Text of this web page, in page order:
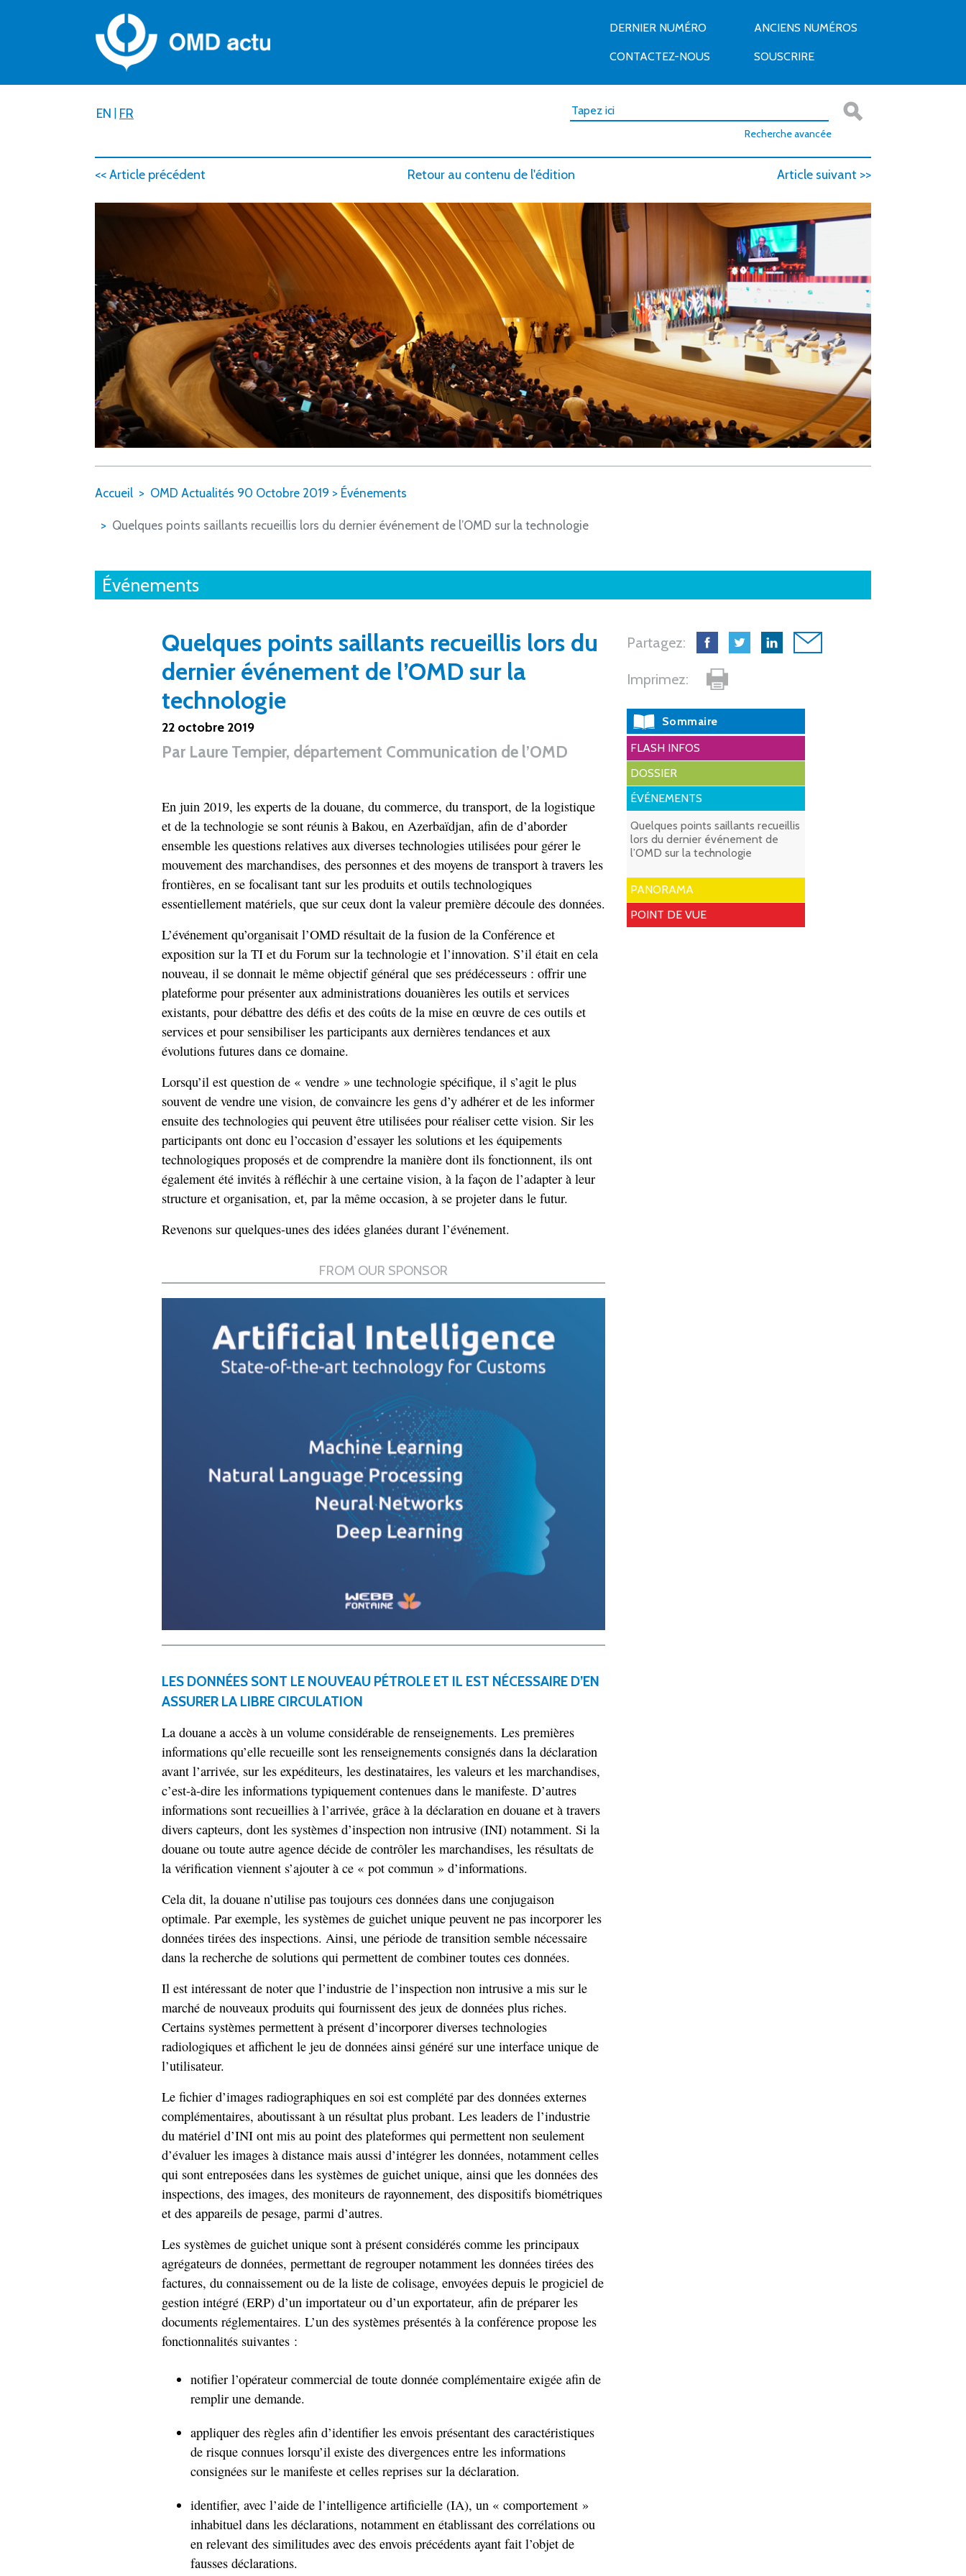
DERNIER NUMÉRO ANCIENS NUMÉROS
CONTACTEZ-NOUS SOUSCRIRE
EN | FR
Recherche avancée
<< Article précédent Retour au contenu de l'édition Article suivant >>
Accueil OMD Actualités 90 Octobre 2019 > Événements
Quelques points saillants recueillis lors du dernier événement de l’OMD sur la technologie
Événements
Quelques points saillants recueillis lors du
dernier événement de l’OMD sur la
technologie
22 octobre 2019
Par Laure Tempier, département Communication de l’OMD
En juin 2019, les experts de la douane, du commerce, du transport, de la logistique
et de la technologie se sont réunis à Bakou, en Azerbaïdjan, afin de d’aborder
ensemble les questions relatives aux diverses technologies utilisées pour gérer le
mouvement des marchandises, des personnes et des moyens de transport à travers les
frontières, en se focalisant tant sur les produits et outils technologiques
essentiellement matériels, que sur ceux dont la valeur première découle des données.
L’événement qu’organisait l’OMD résultait de la fusion de la Conférence et
exposition sur la TI et du Forum sur la technologie et l’innovation. S’il était en cela
nouveau, il se donnait le même objectif général que ses prédécesseurs : offrir une
plateforme pour présenter aux administrations douanières les outils et services
existants, pour débattre des défis et des coûts de la mise en œuvre de ces outils et
services et pour sensibiliser les participants aux dernières tendances et aux
évolutions futures dans ce domaine.
Lorsqu’il est question de « vendre » une technologie spécifique, il s’agit le plus
souvent de vendre une vision, de convaincre les gens d’y adhérer et de les informer
ensuite des technologies qui peuvent être utilisées pour réaliser cette vision. Sir les
participants ont donc eu l’occasion d’essayer les solutions et les équipements
technologiques proposés et de comprendre la manière dont ils fonctionnent, ils ont
également été invités à réfléchir à une certaine vision, à la façon de l’adapter à leur
structure et organisation, et, par la même occasion, à se projeter dans le futur.
Revenons sur quelques-unes des idées glanées durant l’événement.
LES DONNÉES SONT LE NOUVEAU PÉTROLE ET IL EST NÉCESSAIRE D’EN
ASSURER LA LIBRE CIRCULATION
La douane a accès à un volume considérable de renseignements. Les premières
informations qu’elle recueille sont les renseignements consignés dans la déclaration
avant l’arrivée, sur les expéditeurs, les destinataires, les valeurs et les marchandises,
c’est-à-dire les informations typiquement contenues dans le manifeste. D’autres
informations sont recueillies à l’arrivée, grâce à la déclaration en douane et à travers
divers capteurs, dont les systèmes d’inspection non intrusive (INI) notamment. Si la
douane ou toute autre agence décide de contrôler les marchandises, les résultats de
la vérification viennent s’ajouter à ce « pot commun » d’informations.
Cela dit, la douane n’utilise pas toujours ces données dans une conjugaison
optimale. Par exemple, les systèmes de guichet unique peuvent ne pas incorporer les
données tirées des inspections. Ainsi, une période de transition semble nécessaire
dans la recherche de solutions qui permettent de combiner toutes ces données.
Il est intéressant de noter que l’industrie de l’inspection non intrusive a mis sur le
marché de nouveaux produits qui fournissent des jeux de données plus riches.
Certains systèmes permettent à présent d’incorporer diverses technologies
radiologiques et affichent le jeu de données ainsi généré sur une interface unique de
l’utilisateur.
Le fichier d’images radiographiques en soi est complété par des données externes
complémentaires, aboutissant à un résultat plus probant. Les leaders de l’industrie
du matériel d’INI ont mis au point des plateformes qui permettent non seulement
d’évaluer les images à distance mais aussi d’intégrer les données, notamment celles
qui sont entreposées dans les systèmes de guichet unique, ainsi que les données des
inspections, des images, des moniteurs de rayonnement, des dispositifs biométriques
et des appareils de pesage, parmi d’autres.
Les systèmes de guichet unique sont à présent considérés comme les principaux
agrégateurs de données, permettant de regrouper notamment les données tirées des
factures, du connaissement ou de la liste de colisage, envoyées depuis le progiciel de
gestion intégré (ERP) d’un importateur ou d’un exportateur, afin de préparer les
documents réglementaires. L’un des systèmes présentés à la conférence propose les
fonctionnalités suivantes :
notifier l’opérateur commercial de toute donnée complémentaire exigée afin de
remplir une demande.
appliquer des règles afin d’identifier les envois présentant des caractéristiques
de risque connues lorsqu’il existe des divergences entre les informations
consignées sur le manifeste et celles reprises sur la déclaration.
identifier, avec l’aide de l’intelligence artificielle (IA), un « comportement »
inhabituel dans les déclarations, notamment en établissant des corrélations ou
en relevant des similitudes avec des envois précédents ayant fait l’objet de
fausses déclarations.
Partagez:
Imprimez:
Sommaire
FLASH INFOS
DOSSIER
ÉVÉNEMENTS
Quelques points saillants recueillis
lors du dernier événement de
l’OMD sur la technologie
PANORAMA
POINT DE VUE